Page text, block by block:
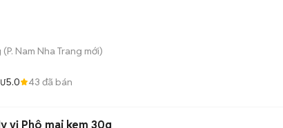
(P. Nam Nha Trang mới)
5.0 43 đã bán
vị Phô mai kem 30g